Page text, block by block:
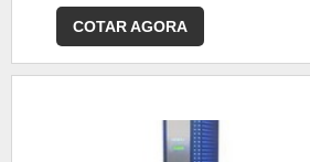
COTAR AGORA